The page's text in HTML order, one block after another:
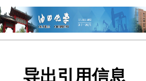
导出引用信息